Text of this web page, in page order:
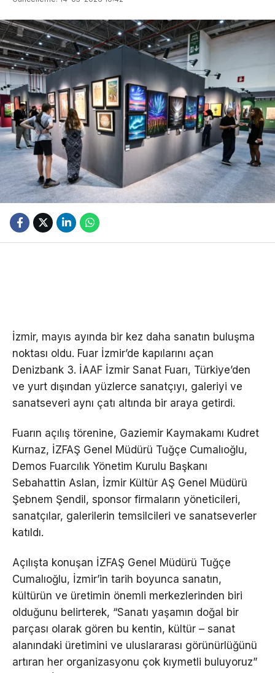
İzmir, mayıs ayında bir kez daha sanatın buluşma
noktası oldu. Fuar İzmir’de kapılarını açan
Denizbank 3. İAAF İzmir Sanat Fuarı, Türkiye’den
ve yurt dışından yüzlerce sanatçıyı, galeriyi ve
sanatseveri aynı çatı altında bir araya getirdi.
Fuarın açılış törenine, Gaziemir Kaymakamı Kudret
Kurnaz, İZFAŞ Genel Müdürü Tuğçe Cumalıoğlu,
Demos Fuarcılık Yönetim Kurulu Başkanı
Sebahattin Aslan, İzmir Kültür AŞ Genel Müdürü
Şebnem Şendil, sponsor firmaların yöneticileri,
sanatçılar, galerilerin temsilcileri ve sanatseverler
katıldı.
Açılışta konuşan İZFAŞ Genel Müdürü Tuğçe
Cumalıoğlu, İzmir’in tarih boyunca sanatın,
kültürün ve üretimin önemli merkezlerinden biri
olduğunu belirterek, “Sanatı yaşamın doğal bir
parçası olarak gören bu kentin, kültür – sanat
alanındaki üretimini ve uluslararası görünürlüğünü
artıran her organizasyonu çok kıymetli buluyoruz”